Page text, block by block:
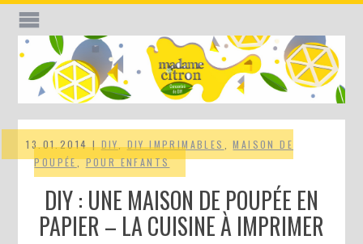
13.01.2014 |DIY,DIY IMPRIMABLES ,MAISON DE
POUPÉE,POUR ENFANTS
DIY : UNE MAISON DE POUPÉE EN
PAPIER – LA CUISINE À IMPRIMER